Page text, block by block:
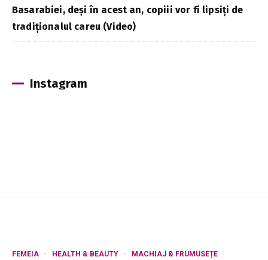
Basarabiei, deși în acest an, copiii vor fi lipsiți de
tradiționalul careu (Video)
Instagram
FEMEIA HEALTH & BEAUTY MACHIAJ & FRUMUSEȚE